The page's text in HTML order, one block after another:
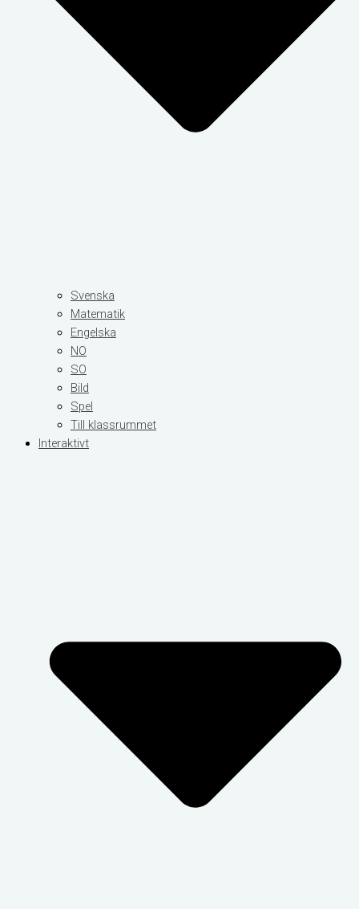
Svenska
Matematik
Engelska
NO
SO
Bild
Spel
Till klassrummet
Interaktivt